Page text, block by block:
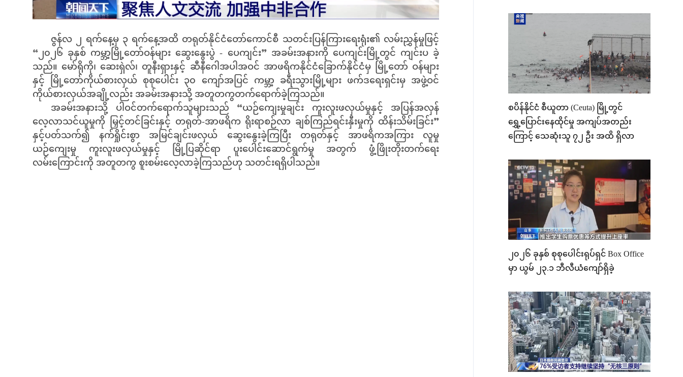
ဇွန်လ ၂ ရက်နေ့မှ ၃ ရက်နေ့အထိ တရုတ်နိုင်ငံတော်ကောင်စီ သတင်းပြန်ကြားရေးရုံး၏ လမ်းညွှန်မှုဖြင့်
“၂၀၂၆ ခုနှစ် ကမ္ဘာ့မြို့တော်ဝန်များ ဆွေးနွေးပွဲ - ပေကျင်း” အခမ်းအနားကို ပေကျင်းမြို့တွင် ကျင်းပ ခဲ့
သည်။ မော်ရိုကို၊ ဆေးရှဲလ်၊ တူနီးရှားနှင့် ဆီနီဂေါအပါအဝင် အာဖရိကနိုင်ငံခြောက်နိုင်ငံမှ မြို့တော် ဝန်များ
နှင့် မြို့တော်ကိုယ်စားလှယ် စုစုပေါင်း ၃၀ ကျော်အပြင် ကမ္ဘာ့ ခရီးသွားမြို့များ ဖက်ဒရေးရှင်းမှ အဖွဲ့ဝင်
ကိုယ်စားလှယ်အချို့လည်း အခမ်းအနားသို့ အတူတကွတက်ရောက်ခဲ့ကြသည်။
အခမ်းအနားသို့ ပါဝင်တက်ရောက်သူများသည် “ယဉ်ကျေးမှုချင်း ကူးလူးဖလှယ်မှုနှင့် အပြန်အလှန်
လေ့လာသင်ယူမှုကို မြှင့်တင်ခြင်းနှင့် တရုတ်-အာဖရိက ရိုးရာစဉ်လာ ချစ်ကြည်ရင်းနှီးမှုကို ထိန်းသိမ်းခြင်း”
နှင့်ပတ်သက်၍ နက်ရှိုင်းစွာ အမြင်ချင်းဖလှယ် ဆွေးနွေးခဲ့ကြပြီး တရုတ်နှင့် အာဖရိကအကြား လူမှု
ယဉ်ကျေးမှု ကူးလူးဖလှယ်မှုနှင့် မြို့ပြဆိုင်ရာ ပူးပေါင်းဆောင်ရွက်မှု အတွက် ဖွံ့ဖြိုးတိုးတက်ရေး
လမ်းကြောင်းကို အတူတကွ စူးစမ်းလေ့လာခဲ့ကြသည်ဟု သတင်းရရှိပါသည်။
စပိန်နိုင်ငံ စီယူတာ (Ceuta) မြို့တွင်
ရွှေ့ပြောင်းနေထိုင်မှု အကျပ်အတည်း
ကြောင့် သေဆုံးသူ ၇၂ ဦး အထိ ရှိလာ
၂၀၂၆ ခုနှစ် စုစုပေါင်းရုပ်ရှင် Box Office
မှာ ယွမ် ၂၃.၁ ဘီလီယံကျော်ရှိခဲ့